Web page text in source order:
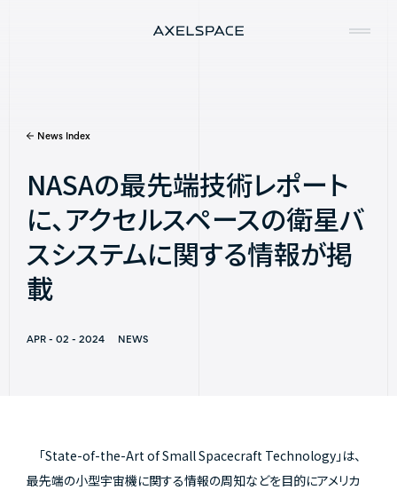
News Index
NASAの最先端技術レポート
に、アクセルスペースの衛星バ
スシステムに関する情報が掲
載
APR - 02 - 2024 NEWS
「State-of-the-Art of Small Spacecraft Technology」は、
最先端の小型宇宙機に関する情報の周知などを目的にアメリカ
News
Services
Missions